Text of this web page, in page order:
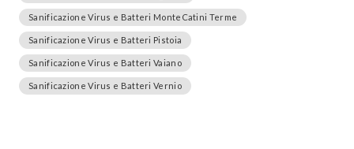
Sanificazione Virus e Batteri MonteCatini Terme
Sanificazione Virus e Batteri Pistoia
Sanificazione Virus e Batteri Vaiano
Sanificazione Virus e Batteri Vernio